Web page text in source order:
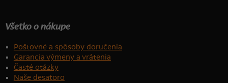
Všetko o nákupe
Poštovné a spôsoby doručenia
Garancia výmeny a vrátenia
Časté otázky
Naše desatoro